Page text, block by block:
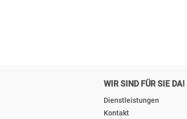
WIR SIND FÜR SIE DA!
Dienstleistungen
Kontakt